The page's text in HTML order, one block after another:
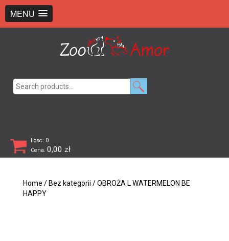
MENU
Ilosc: 0
Cena: 0,00 zł
Home / Bez kategorii / OBROŻA L WATERMELON BE
HAPPY